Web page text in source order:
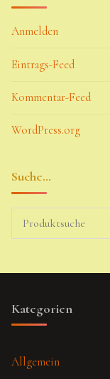
Anmelden
Eintrags-Feed
Kommentar-Feed
WordPress.org
Suche…
Kategorien
Allgemein